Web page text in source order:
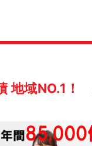
地域NO.1！